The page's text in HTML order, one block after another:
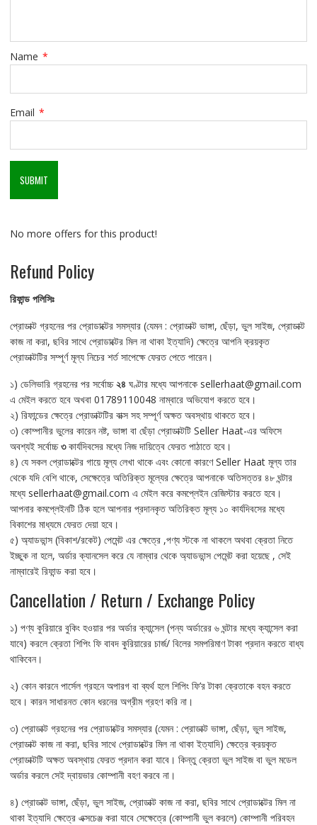
Name *
Email *
No more offers for this product!
Refund Policy
রিফান্ড পলিসিঃ
প্রোডাক্ট গ্রহনের পর প্রোডাক্টের সমস্যার (যেমন : প্রোডাক্ট ভাঙ্গা, ছেঁড়া, ভুল সাইজ, প্রোডাক্ট
কাজ না করা, ছবির সাথে প্রোডাক্টের মিল না থাকা ইত্যাদি) ক্ষেত্রে আপনি ক্রয়কৃত
প্রোডাক্টটির সম্পূর্ণ মূল্য নিচের শর্ত সাপেক্ষে ফেরত পেতে পারেন।
১) ডেলিভারি গ্রহনের পর সর্বোচ্চ২৪ ঘণ্টার মধ্যে আপনাকে sellerhaat@gmail.com
এ মেইল করতে হবে অখবা 01789110048 নাম্বারে অভিযোগ করতে হবে।
২) রিফান্ডের ক্ষেত্রে প্রোডাক্টটির বাক্স সহ সম্পূর্ণ অক্ষত অবস্থায় থাকতে হবে।
৩) কোম্পানীর ভুলের কারেন নষ্ট, ভাঙ্গা বা ছেঁড়া প্রোডাক্টটি Seller Haat-এর অফিসে
অবশ্যই সর্বোচ্চ৩কার্যদিবসের মধ্যে নিজ দায়িত্বে ফেরত পাঠাতে হবে।
৪) যে সকল প্রোডাক্টের গায়ে মূল্য লেখা থাকে এবং কোনো কারণে Seller Haat মূল্য তার
থেকে যদি বেশি থাকে, সেক্ষেত্রে অতিরিক্ত মূল্যের ক্ষেত্রে আপনাকে অতিসত্তর ৪৮ ঘন্টার
মধ্যে sellerhaat@gmail.com এ মেইল করে কমপ্লেইন রেজিস্টার করতে হবে।
আপনার কমপ্লেইনটি ঠিক হলে আপনার প্রদানকৃত অতিরিক্ত মূল্য ১০ কার্যদিবসের মধ্যে
বিকাশের মাধ্যমে ফেরত দেয়া হবে।
৫) অ্যাডভান্স (বিকাশ/রকেট) পেমেন্ট এর ক্ষেত্রে ,পণ্য স্টকে না থাকলে অথবা ক্রেতা নিতে
ইচ্ছুক না হলে, অর্ডার ক্যানসেল করে যে নাম্বার থেকে অ্যাডভান্স পেমেন্ট করা হয়েছে , সেই
নাম্বারেই রিফান্ড করা হবে।
Cancellation / Return / Exchange Policy
১) পণ্য কুরিয়ারে বুকিং হওয়ার পর অর্ডার ক্যান্সেল (পন্য অর্ডারের ৬ ঘন্টার মধ্যে ক্যান্সেল করা
যাবে) করলে ক্রেতা শিপিং ফি বাবদ কুরিয়ারের চার্জ/ বিলের সমপরিমাণ টাকা প্রদান করতে বাধ্য
থাকিবেন।
২) কোন কারনে পার্সেল গ্রহনে অপারগ বা ব্যর্থ হলে শিপিং ফি’র টাকা ক্রেতাকে বহন করতে
হবে। কারন সাধারনত কোন ধরনের অগ্রীম গ্রহণ করি না।
৩) প্রোডাক্ট গ্রহনের পর প্রোডাক্টের সমস্যার (যেমন : প্রোডাক্ট ভাঙ্গা, ছেঁড়া, ভুল সাইজ,
প্রোডাক্ট কাজ না করা, ছবির সাথে প্রোডাক্টের মিল না থাকা ইত্যাদি) ক্ষেত্রে ক্রয়কৃত
প্রোডাক্টটি অক্ষত অবস্থায় ফেরত প্রদান করা যাবে। কিন্তু ক্রেতা ভুল সাইজ বা ভুল মডেল
অর্ডার করলে সেই দ্বায়ভার কোম্পানী বহণ করবে না।
৪) প্রোডাক্ট ভাঙ্গা, ছেঁড়া, ভুল সাইজ, প্রোডাক্ট কাজ না করা, ছবির সাথে প্রোডাক্টের মিল না
থাকা ইত্যাদি ক্ষেত্রে এক্সচেঞ্জ করা যাবে সেক্ষেত্রে (কোম্পানী ভুল করলে) কোম্পানী পরিবহন